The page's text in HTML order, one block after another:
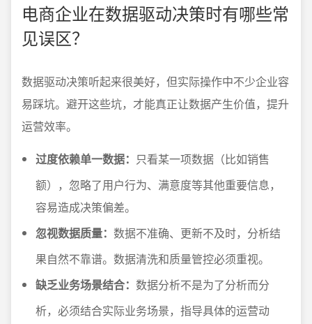
电商企业在数据驱动决策时有哪些常
见误区？
数据驱动决策听起来很美好，但实际操作中不少企业容
易踩坑。避开这些坑，才能真正让数据产生价值，提升
运营效率。
过度依赖单一数据： 只看某一项数据（比如销售
额），忽略了用户行为、满意度等其他重要信息，
容易造成决策偏差。
忽视数据质量： 数据不准确、更新不及时，分析结
果自然不靠谱。数据清洗和质量管控必须重视。
缺乏业务场景结合： 数据分析不是为了分析而分
析，必须结合实际业务场景，指导具体的运营动